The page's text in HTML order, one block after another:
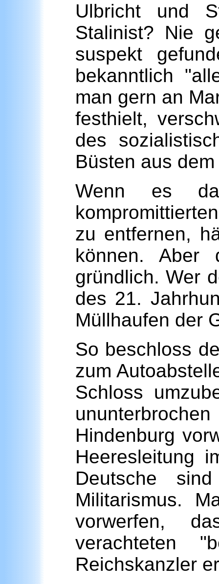
Ulbricht und
Stalinist? Nie
suspekt
bekanntlich
man gern an
festhielt,
des
Büsten aus
Wenn es
zu entfernen,
können. Aber
gründlich. Wer
des 21.
Müllhaufen der
So beschloss
zum
Schloss
Hindenburg
Heeresleitung
Deutsche
Militarismus.
vorwerfen,
verachteten
Reichskanzler